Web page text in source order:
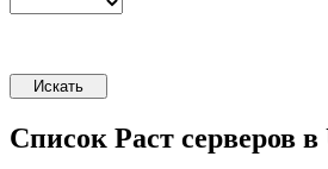
Искать
Список Раст серверов